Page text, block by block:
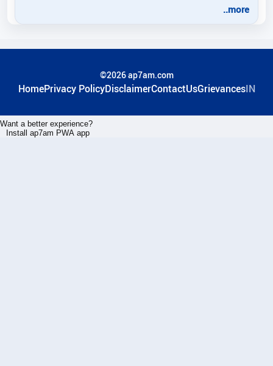
..more
©2026 ap7am.com
HomePrivacy PolicyDisclaimerContactUsGrievancesIN
Want a better experience?
Install ap7am PWA app